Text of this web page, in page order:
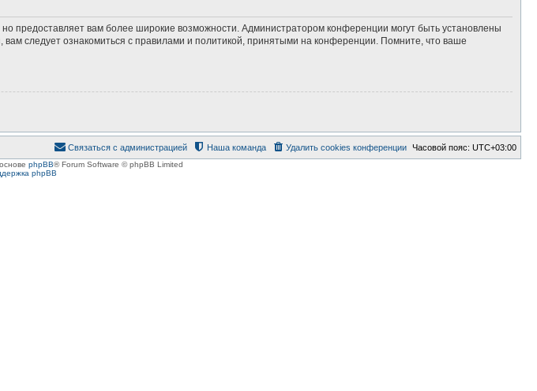
предоставляет вам более широкие возможности. Администратором конференции могут быть установлены
следует ознакомиться с правилами и политикой, принятыми на конференции. Помните, что ваше
Часовой пояс: UTC+03:00
Удалить cookies конференции
Наша команда
Связаться с администрацией
phpBB® Forum Software © phpBB Limited
phpBB